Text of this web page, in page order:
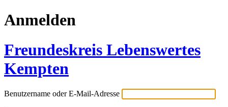
Anmelden
Freundeskreis Lebenswertes
Kempten
Benutzername oder E-Mail-Adresse